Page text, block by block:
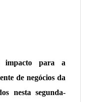
impacto para a
de negócios da
nesta segunda-